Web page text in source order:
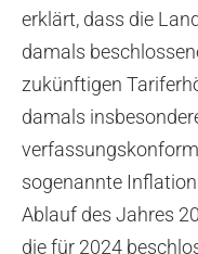
erklärt, dass die
damals
zukünftigen
damals
sogenannte
Ablauf des Jahres
die für 2024